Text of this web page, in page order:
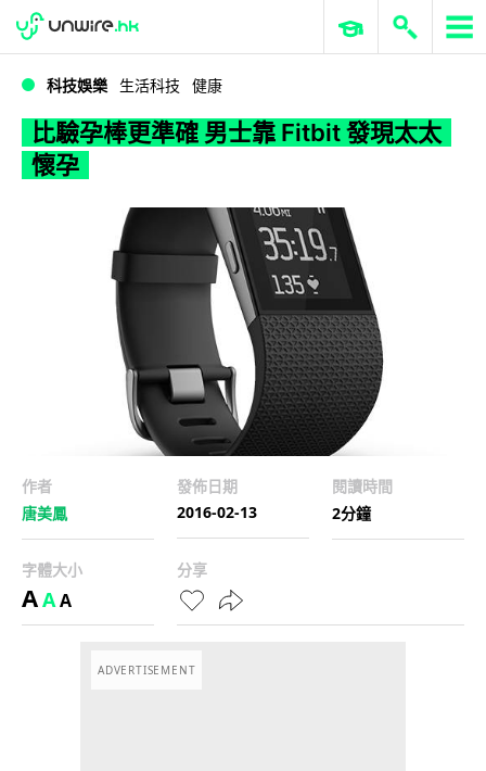
比驗孕棒更準確 男士靠 Fitbit 發現太太懷孕
WWDC 2026 ERP 與商業 AI
科技娛樂 生活科技 健康
比驗孕棒更準確 男士靠 Fitbit 發現太太
懷孕
作者
唐美鳳
發佈日期
2016-02-13
閱讀時間
2分鐘
字體大小
AAA
分享
ADVERTISEMENT